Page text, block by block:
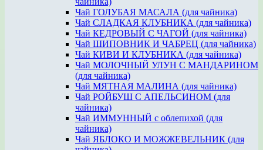
Чай ГОЛУБАЯ МАСАЛА (для чайника)
Чай СЛАДКАЯ КЛУБНИКА (для чайника)
Чай КЕДРОВЫЙ С ЧАГОЙ (для чайника)
Чай ШИПОВНИК И ЧАБРЕЦ (для чайника)
Чай КИВИ И КЛУБНИКА (для чайника)
Чай МОЛОЧНЫЙ УЛУН С МАНДАРИНОМ
(для чайника)
Чай МЯТНАЯ МАЛИНА (для чайника)
Чай РОЙБУШ С АПЕЛЬСИНОМ (для
чайника)
Чай ИММУННЫЙ с облепихой (для
чайника)
Чай ЯБЛОКО И МОЖЖЕВЕЛЬНИК (для